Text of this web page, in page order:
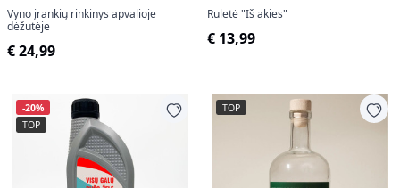
Vyno įrankių rinkinys apvalioje
dėžutėje
€ 24,99
Ruletė "Iš akies"
€ 13,99
-20%
TOP
TOP